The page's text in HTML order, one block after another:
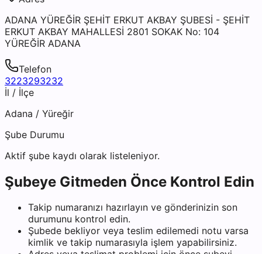
ADANA YÜREĞİR ŞEHİT ERKUT AKBAY ŞUBESİ - ŞEHİT
ERKUT AKBAY MAHALLESİ 2801 SOKAK No: 104
YÜREĞİR ADANA
Telefon
3223293232
İl / İlçe
Adana / Yüreğir
Şube Durumu
Aktif şube kaydı olarak listeleniyor.
Şubeye Gitmeden Önce Kontrol Edin
Takip numaranızı hazırlayın ve gönderinizin son
durumunu kontrol edin.
Şubede bekliyor veya teslim edilemedi notu varsa
kimlik ve takip numarasıyla işlem yapabilirsiniz.